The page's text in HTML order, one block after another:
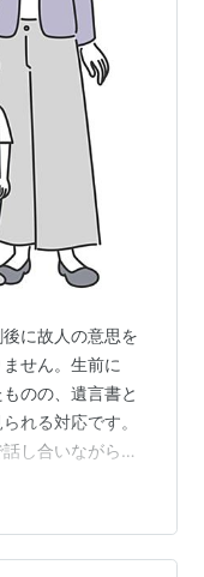
に故人の意思を
せん。生前に
のの、遺言書と
れる対応です。
し合いながら柔
全員の合意が得
ります。 また、
各相続人が自己